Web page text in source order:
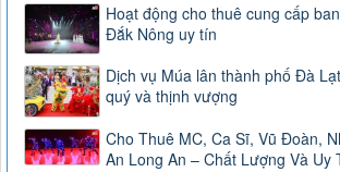
Hoạt động cho thuê cung cấp
Đắk Nông uy tín
Dịch vụ Múa lân thành phố Đà
quý và thịnh vượng
Cho Thuê MC, Ca Sĩ, Vũ Đoàn,
An Long An – Chất Lượng Và Uy